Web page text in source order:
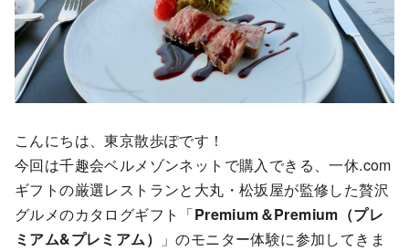
こんにちは、東京散歩ぽです！
今回は千趣会ベルメゾンネットで購入できる、一休.com
ギフトの厳選レストランと大丸・松坂屋が監修した贅沢
グルメのカタログギフト「Premium＆Premium（プレ
ミアム&プレミアム）
」のモニター体験に参加してきま